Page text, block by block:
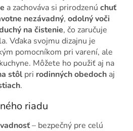
a zachováva si prirodzenú chuť
nezávadný, odolný voči
na čistenie, čo zaručuje
Vďaka svojmu dizajnu je
pomocníkom pri varení, ale
Môžete ho použiť aj na
stôl pri rodinných obedoch aj
.
riadu
– bezpečný pre celú